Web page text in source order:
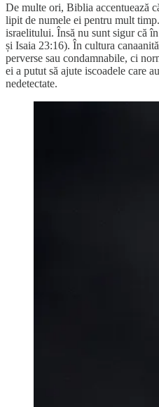
De multe ori, Biblia accentuează
lipit de numele ei pentru mult
israelitului. Însă nu sunt sigur că
și Isaia 23:16). În cultura
perverse sau condamnabile, ci
ei a putut să ajute iscoadele care
nedetectate.